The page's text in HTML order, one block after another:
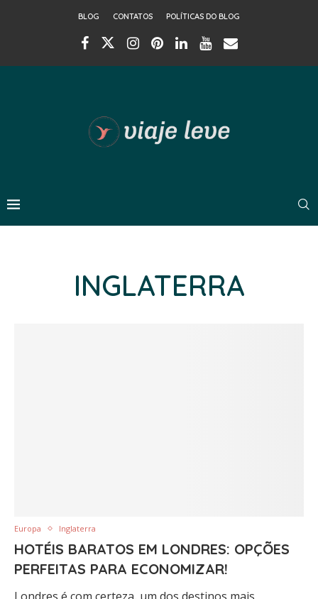
BLOG CONTATOS POLÍTICAS DO BLOG
INGLATERRA
Europa Inglaterra
HOTÉIS BARATOS EM LONDRES: OPÇÕES
PERFEITAS PARA ECONOMIZAR!